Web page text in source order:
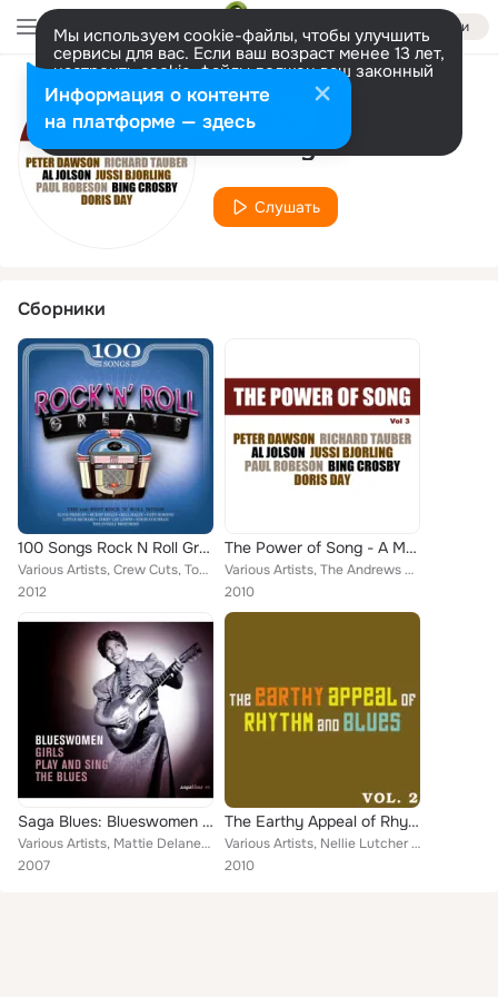
Войти
Мы используем cookie-файлы, чтобы улучшить
сервисы для вас. Если ваш возраст менее 13 лет,
настроить cookie-файлы должен ваш законный
представитель. Больше информации
Разрешить все Настроить
Исполнитель
Her Rhythm
Слушать
Сборники
100 Songs Rock N Roll Greats
Various Artists, Crew Cuts, Tommy Steele, Platters, Dale Hawkins, Jackie Wilson, Danny & The Juniors, Little Richard, The Teen Q...
2012
The Power of Song - A Musical Introduction to Century 20 Vol 3
Various Artists, The Andrews Sisters and Dan Dailey, Geraldo and his Orchestra, Vocal: Carole Carr, Harry James and his Orchestr...
2010
Saga Blues: Blueswomen "Girls Play and Sing the Blues"
Various Artists, Mattie Delaney, Kansas City Kitty, Nelly Lutcher & Her Rhythm, Frankie Black, Johnny Otis & His Orchestra, Mart...
2007
The Earthy Appeal of Rhythm and Blues Vol.2
Various Artists, Nellie Lutcher and Her Rhythm, Earl Hines and Billy Eckstine, Glenn Miller and His Orchestra, Al Hibbler, Colem...
2010
Информация о контенте
на платформе — здесь